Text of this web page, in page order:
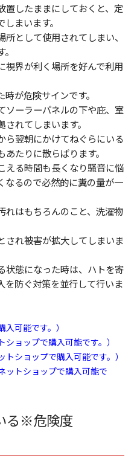
置したままにしておくと、定
まいます。
として使用されてしまい、
視界が利く場所を好んで利用
が危険サインです。
ソーラーパネルの下や庇、室
れてしまいます。
ら翌朝にかけてねぐらにいる
たりに散らばります。
える時間も長くなり騒音に悩
なるので必然的に糞の量が一
れはもちろんのこと、洗濯物
され被害が拡大してしまいま
状態になった時は、ハトを寄
を防ぐ対策を並行して行いま
可能です。）
ョップで購入可能です。）
ショップで購入可能です。）
ットショップで購入可能で
る※危険度